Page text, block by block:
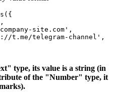
site.com',
t.me/telegram-channel',
type, its value is a string (in
of the "Number" type, it